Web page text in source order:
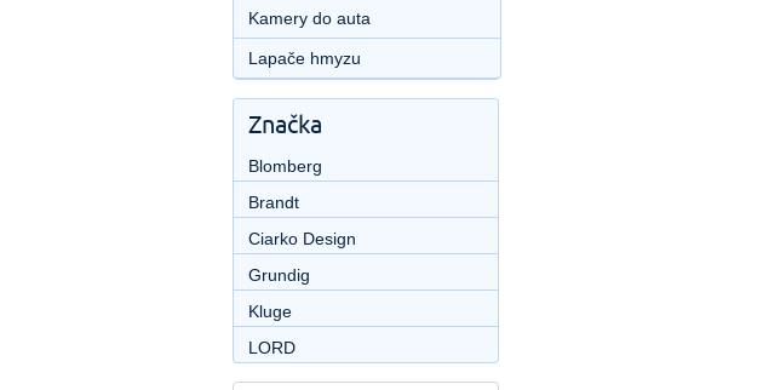
Kamery do auta
Lapače hmyzu
Značka
Blomberg
Brandt
Ciarko Design
Grundig
Kluge
LORD